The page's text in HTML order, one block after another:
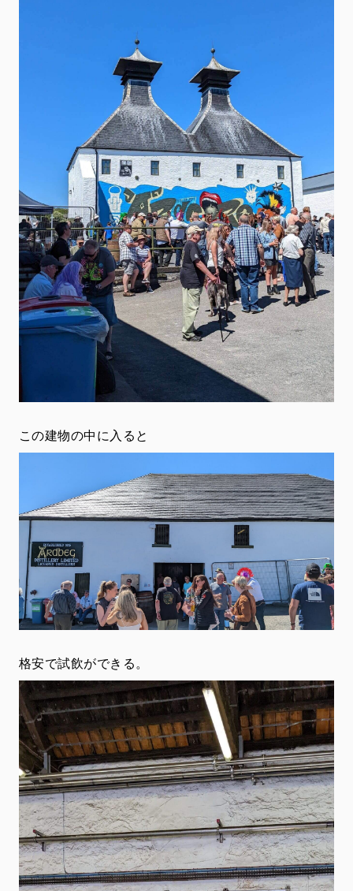
この建物の中に入ると
格安で試飲ができる。